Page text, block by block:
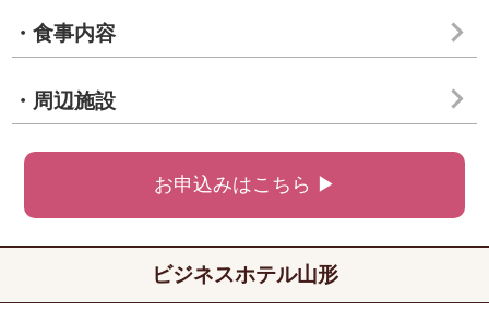
・食事内容
・周辺施設
お申込みはこちら ▶
ビジネスホテル山形